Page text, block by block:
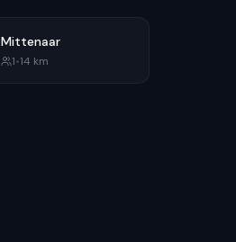
Mittenaar
1•14 km